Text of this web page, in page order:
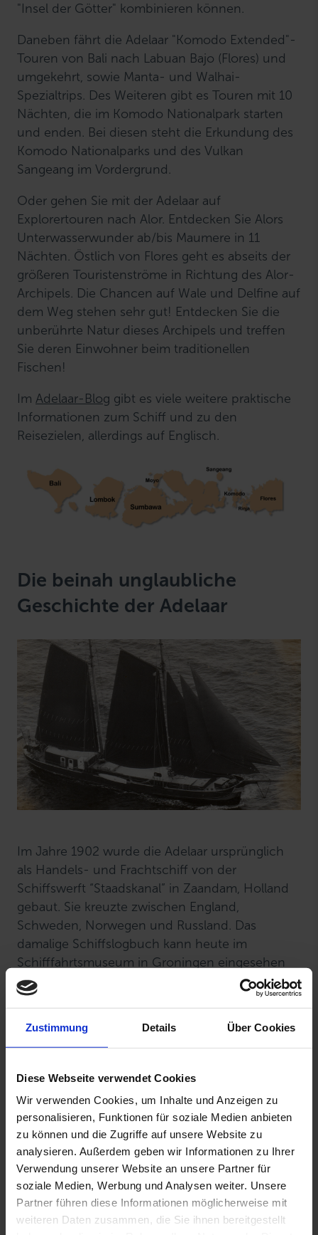
Zustimmung Details Über Cookies
Diese Webseite verwendet Cookies
Wir verwenden Cookies, um Inhalte und Anzeigen zu
personalisieren, Funktionen für soziale Medien anbieten
zu können und die Zugriffe auf unsere Website zu
analysieren. Außerdem geben wir Informationen zu Ihrer
Verwendung unserer Website an unsere Partner für
soziale Medien, Werbung und Analysen weiter. Unsere
Partner führen diese Informationen möglicherweise mit
weiteren Daten zusammen, die Sie ihnen bereitgestellt
"Insel der Götter" kombinieren können.
Daneben fährt die Adelaar "Komodo Extended"-
Touren von Bali nach Labuan Bajo (Flores) und
umgekehrt, sowie Manta- und Walhai-
Spezialtrips. Des Weiteren gibt es Touren mit 10
Nächten, die im Komodo Nationalpark starten
und enden. Bei diesen steht die Erkundung des
Komodo Nationalparks und des Vulkan
Sangeang im Vordergrund.
Oder gehen Sie mit der Adelaar auf
Explorertouren nach Alor. Entdecken Sie Alors
Unterwasserwunder ab/bis Maumere in 11
Nächten. Östlich von Flores geht es abseits der
größeren Touristenströme in Richtung des Alor-
Archipels. Die Chancen auf Wale und Delfine auf
dem Weg stehen sehr gut! Entdecken Sie die
unberührte Natur dieses Archipels und treffen
Sie deren Einwohner beim traditionellen
Fischen!
ImAdelaar-Blog gibt es viele weitere praktische
Informationen zum Schiff und zu den
Reisezielen, allerdings auf Englisch.
Die beinah unglaubliche
Geschichte der Adelaar
Im Jahre 1902 wurde die Adelaar ursprünglich
als Handels- und Frachtschiff von der
Schiffswerft “Staadskanal” in Zaandam, Holland
gebaut. Sie kreuzte zwischen England,
Schweden, Norwegen und Russland. Das
damalige Schiffslogbuch kann heute im
Schifffahrtsmuseum in Groningen eingesehen
werden.
Im 2. Weltkrieg war sie von den Deutschen zum
Krieg befuhr der deutsche Kapitän Thimian mit
ihr als Cargoschiff die Baltische See. Die Masten
wurden entfernt und Schiffsdieselmotoren
eingebaut.
Im Jahr 1981 haben die heutigen Besitzer es
unter mysteriösen Umständen geschafft, die
„Heimatland“ aus Ost-Berlin in den Westen